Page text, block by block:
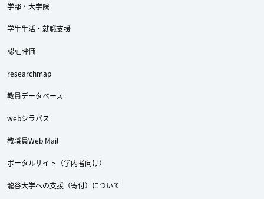
学部・大学院
学生生活・就職支援
認証評価
researchmap
教員データベース
webシラバス
教職員Web Mail
ポータルサイト（学内者向け）
龍谷大学への支援（寄付）について